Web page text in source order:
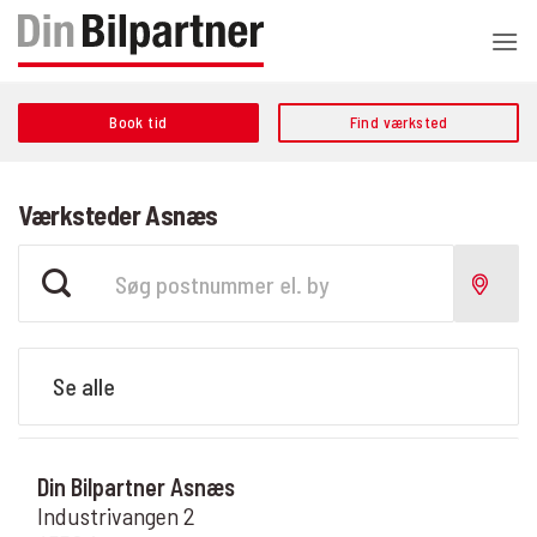
Fortsæt
indhold
Book tid Find værksted
Værksteder Asnæs
Din Bilpartner Asnæs
Industrivangen 2